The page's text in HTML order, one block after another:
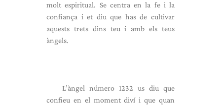
molt espiritual. Se centra en la fe i la
confiança i et diu que has de cultivar
aquests trets dins teu i amb els teus
àngels.
L’àngel número 1232 us diu que
confieu en el moment diví i que quan